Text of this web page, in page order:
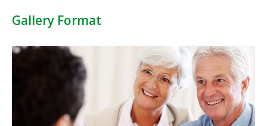
Gallery Format